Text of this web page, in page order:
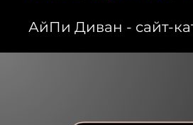
АйПи Диван - сайт-